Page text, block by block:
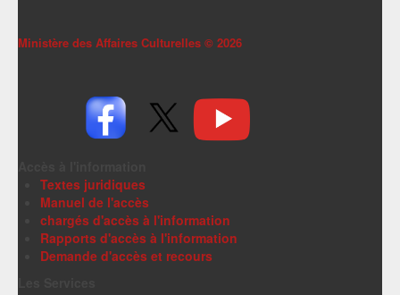
Ministère des Affaires Culturelles © 2026
Textes juridiques
Manuel de l'accès
chargés d'accès à l'information
Rapports d'accès à l'information
Demande d'accès et recours